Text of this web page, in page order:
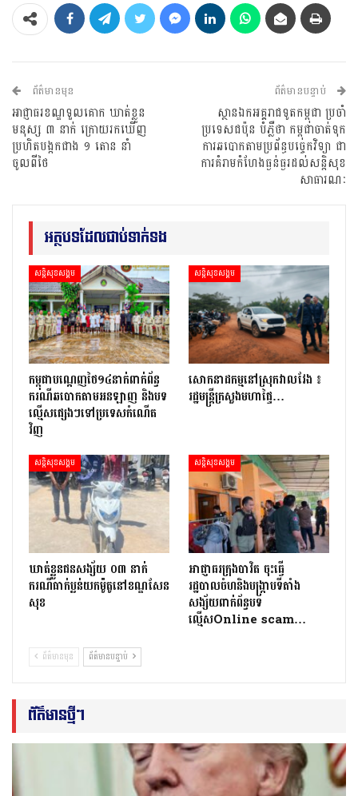
ព័ត៌មានមុន
អាជ្ញាធរខណ្ឌទួលគោក ឃាត់ខ្លួន
មនុស្ស ៣ នាក់ ក្រោយរកឃើញ
ប្រហិតបង្កកជាង ១ តោន នាំ
ចូលពីថៃ
ព័ត៌មានបន្ទាប់
ស្ថានឯកអគ្គរាជទូតកម្ពុជា ប្រចាំ
ប្រទេសជប៉ុន បំភ្លឺថា កម្ពុជាចាត់ទុក
ការឆបោកតាមប្រព័ន្ធបច្ចេកវិទ្យា ជា
ការគំរាមកំហែងធ្ងន់ធ្ងរដល់សន្តិសុខ
សាធារណៈ
អត្ថបទដែលជាប់ទាក់ទង
សន្តិសុខសង្គម
កម្ពុជាបណ្ដេញថៃ១៤នាក់ពាក់ព័ន្ធ
ករណីឆបោកតាមអនឡាញ និងបទ
ល្មើសផ្សេងៗទៅប្រទេសកំណើត
វិញ
សន្តិសុខសង្គម
សោកនាដកម្ម​នៅ​ស្រុក​វាល​វែង ៖
រដ្ឋមន្ត្រី​ក្រសួងមហាផ្ទៃ…
សន្តិសុខសង្គម
ឃាត់ខ្លួនជនសង្ស័យ ០៣ នាក់
ករណីធាក់ប្លន់យកម៉ូតូនៅខណ្ឌសែន
សុខ
សន្តិសុខសង្គម
អាជ្ញាធរក្រុងបាវិត ចុះធើ្វ
រដ្ឋបាលចំហនិងបង្ក្រាបទីតាំង
សង្ស័យពាក់ព័ន្ធបទ
ល្មើសOnline scam…
ព័ត៌មានមុន ព័ត៌មានបន្ទាប់
ព័ត៌មានថ្មីៗ